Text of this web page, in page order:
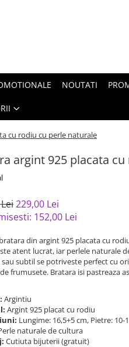
NOUTATI
cu rodiu cu perle naturale
argint 925 placata
229,00 Lei
152,00 Lei
din argint 925 placata cu
atent lucrat, iar perlele naturale
sau subtil se potriveste perfect cu
frumusete. Bratara isi pastreaza
Argintiu
Argint 925 placat cu rodiu
Lungime: 16,5+5 cm, Pietre:
naturale de cultura
Cutiuta bijuterii (gratuit)